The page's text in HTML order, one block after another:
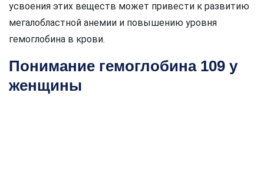
усвоения этих веществ может привести к развитию
мегалобластной анемии и повышению уровня
гемоглобина в крови.
Понимание гемоглобина 109 у
женщины